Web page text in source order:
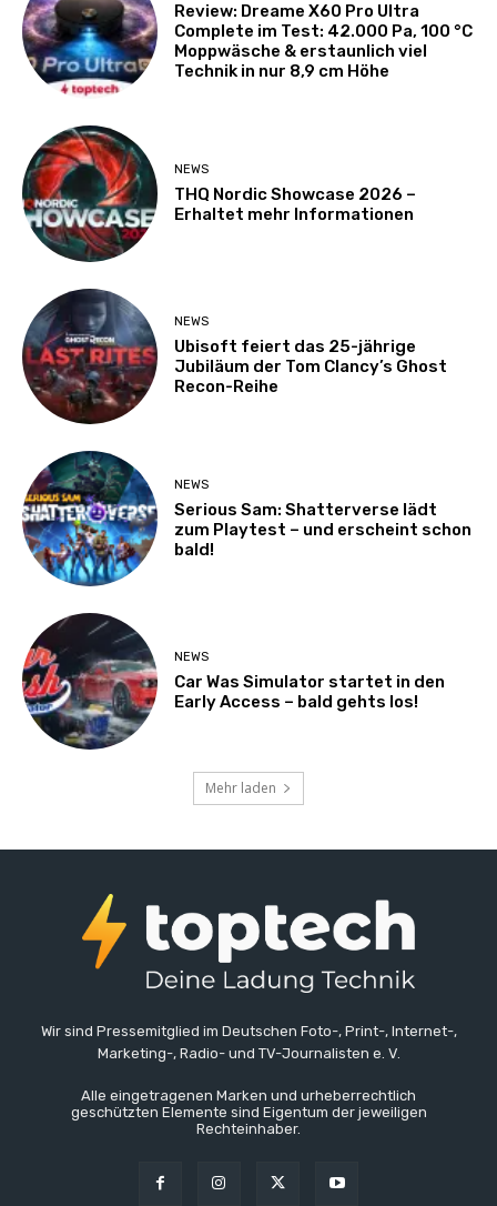
Review: Dreame X60 Pro Ultra
Complete im Test: 42.000 Pa, 100 °C
Moppwäsche & erstaunlich viel
Technik in nur 8,9 cm Höhe
NEWS
THQ Nordic Showcase 2026 –
Erhaltet mehr Informationen
NEWS
Ubisoft feiert das 25-jährige
Jubiläum der Tom Clancy’s Ghost
Recon-Reihe
NEWS
Serious Sam: Shatterverse lädt
zum Playtest – und erscheint schon
bald!
NEWS
Car Was Simulator startet in den
Early Access – bald gehts los!
Mehr laden
Wir sind Pressemitglied im Deutschen Foto-, Print-, Internet-,
Marketing-, Radio- und TV-Journalisten e. V.
Alle eingetragenen Marken und urheberrechtlich
geschützten Elemente sind Eigentum der jeweiligen
Rechteinhaber.